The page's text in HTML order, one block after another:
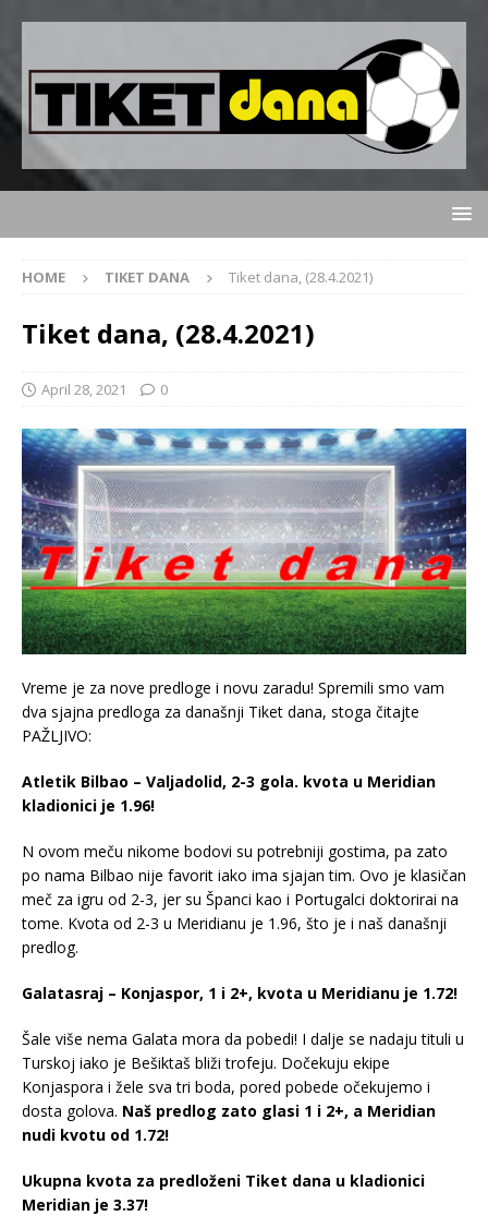
HOME TIKET DANA Tiket dana, (28.4.2021)
Tiket dana, (28.4.2021)
April 28, 2021 0
Vreme je za nove predloge i novu zaradu! Spremili smo vam
dva sjajna predloga za današnji Tiket dana, stoga čitajte
PAŽLJIVO:
Atletik Bilbao – Valjadolid, 2-3 gola. kvota u Meridian
kladionici je 1.96!
N ovom meču nikome bodovi su potrebniji gostima, pa zato
po nama Bilbao nije favorit iako ima sjajan tim. Ovo je klasičan
meč za igru od 2-3, jer su Španci kao i Portugalci doktorirai na
tome. Kvota od 2-3 u Meridianu je 1.96, što je i naš današnji
predlog.
Galatasraj – Konjaspor, 1 i 2+, kvota u Meridianu je 1.72!
Šale više nema Galata mora da pobedi! I dalje se nadaju tituli u
Turskoj iako je Bešiktaš bliži trofeju. Dočekuju ekipe
Konjaspora i žele sva tri boda, pored pobede očekujemo i
dosta golova. Naš predlog zato glasi 1 i 2+, a Meridian
nudi kvotu od 1.72!
Ukupna kvota za predloženi Tiket dana u kladionici
Meridian je 3.37!